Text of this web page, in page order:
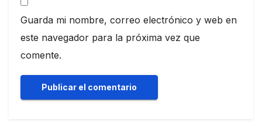
Guarda mi nombre, correo electrónico y web en
este navegador para la próxima vez que
comente.